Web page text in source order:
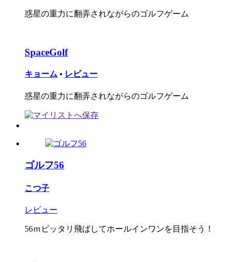
惑星の重力に翻弄されながらのゴルフゲーム
SpaceGolf
キョーム • レビュー
惑星の重力に翻弄されながらのゴルフゲーム
ゴルフ56
こつ子
レビュー
56ｍピッタリ飛ばしてホールインワンを目指そう！